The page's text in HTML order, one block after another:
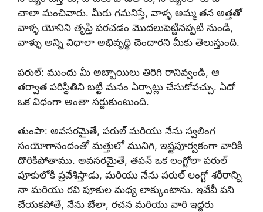
చాలా మంచివారు. మీరు గమనిస్తే, వాళ్ళ అమ్మ తన అత్తతో
వాళ్ళ యోనిని తృప్తి పరచడం మొదలుపెట్టినప్పటి నుండి,
వాళ్ళు అన్ని విధాలా అభివృద్ధి చెందారని మీకు తెలుస్తుంది.
పరుల్: ముందు మీ అబ్బాయిలు తిరిగి రానివ్వండి, ఆ
తర్వాత పరిస్థితిని బట్టి మనం ఏర్పాట్లు చేసుకోవచ్చు. ఏదో
ఒక విధంగా అంతా సర్దుకుంటుంది.
తుంపా: అవసరమైతే, పరుల్ మరియు నేను స్వలింగ
సంయోగానందంతో మత్తులో మునిగి, ఇష్టపూర్వకంగా వారికి
దొరికిపోతాము. అవసరమైతే, తపన్ ఒక లంగ్టోలా పరుల్
పూకులోకి ప్రవేశిస్తాడు, మరియు నేను పరుల్ లంగ్టో శరీరాన్ని
నా మరియు రవి పూకుల మధ్య లాక్కుంటాను. ఇవేవీ పని
చేయకపోతే, నేను బేలా, రచన మరియు వారి ఇద్దరు